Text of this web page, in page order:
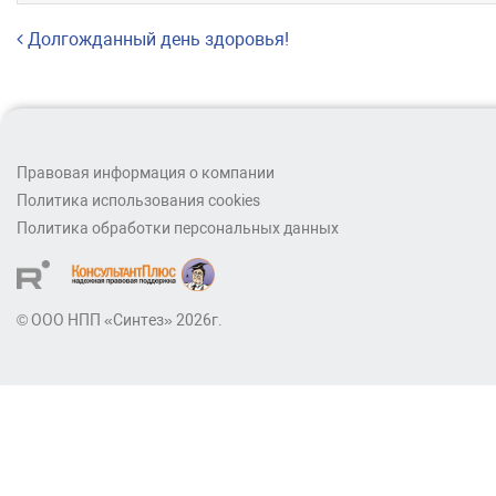
Навигация по записям
Долгожданный день здоровья!
Правовая информация о компании
Политика использования cookies
Политика обработки персональных данных
© ООО НПП «Синтез» 2026г.